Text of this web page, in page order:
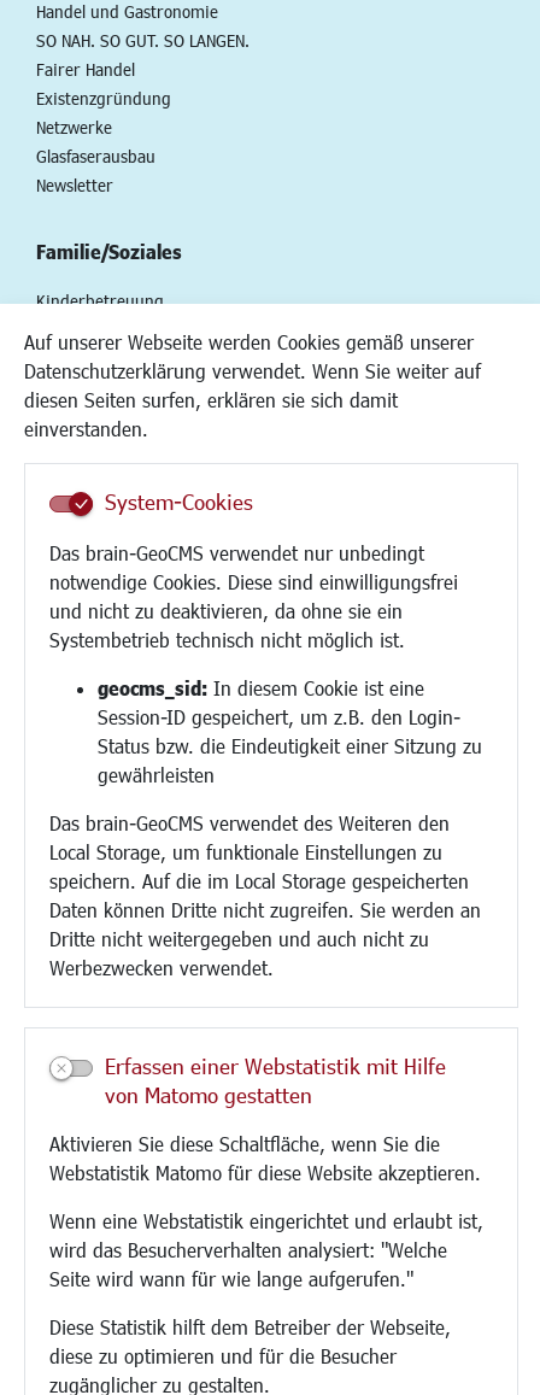
Auf unserer Webseite werden Cookies gemäß unserer
Datenschutzerklärung verwendet. Wenn Sie weiter auf
diesen Seiten surfen, erklären sie sich damit
einverstanden.
System-Cookies
Das brain-GeoCMS verwendet nur unbedingt
notwendige Cookies. Diese sind einwilligungsfrei
und nicht zu deaktivieren, da ohne sie ein
Systembetrieb technisch nicht möglich ist.
geocms_sid: In diesem Cookie ist eine
Session-ID gespeichert, um z.B. den Login-
Status bzw. die Eindeutigkeit einer Sitzung zu
gewährleisten
Das brain-GeoCMS verwendet des Weiteren den
Local Storage, um funktionale Einstellungen zu
speichern. Auf die im Local Storage gespeicherten
Daten können Dritte nicht zugreifen. Sie werden an
Dritte nicht weitergegeben und auch nicht zu
Werbezwecken verwendet.
Erfassen einer Webstatistik mit Hilfe
von Matomo gestatten
Aktivieren Sie diese Schaltfläche, wenn Sie die
Webstatistik Matomo für diese Website akzeptieren.
Wenn eine Webstatistik eingerichtet und erlaubt ist,
wird das Besucherverhalten analysiert: "Welche
Seite wird wann für wie lange aufgerufen."
Diese Statistik hilft dem Betreiber der Webseite,
diese zu optimieren und für die Besucher
zugänglicher zu gestalten.
Handel und Gastronomie
SO NAH. SO GUT. SO LANGEN.
Fairer Handel
Existenzgründung
Netzwerke
Glasfaserausbau
Newsletter
Familie/Soziales
Kinderbetreuung
Kinder und Jugend
Institutionen für Familien
Senioren/Haltestelle
Migration und Zusammenleben
Ukrainehilfe
Hilfe für Geflüchtete
Religion
Bauen/Umwelt/Mobilität
Bebauungsplanung
Umwelt/Klima/Abfall
Verkehr/Mobilität
Glasfaserausbau
Aktuelle Baustellen
Paddelteich
CINDY S
Kultur/Freizeit/Tourismus
Veranstaltungen
Neue Stadthalle Langen
Stadtporträt
Musikschule
Volkshochschule
Stadtarchiv
Museen
Hotels/Unterkünfte
Feste und Märkte